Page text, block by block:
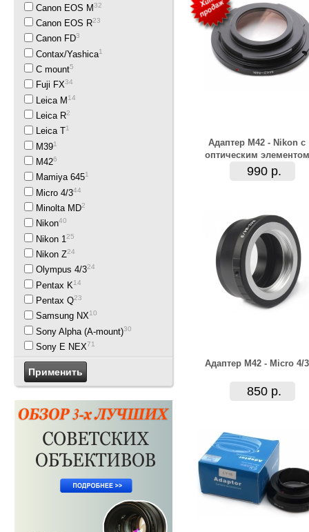
Canon EOS M32
Canon EOS R23
Canon FD3
Contax/Yashica1
C mount5
Fuji FX34
Leica M 14
Leica R2
Leica T1
M391
M426
Mamiya 6451
Micro 4/344
Minolta MD2
Nikon40
Nikon 125
Nikon Z24
Olympus 4/324
Pentax K14
Pentax Q23
Samsung NX10
Sony Alpha (A-mount)30
Sony E NEX71
Адаптер M42 - Nikon с
оптическим элементом
990 р.
Адаптер M42 - Micro 4/3
850 р.